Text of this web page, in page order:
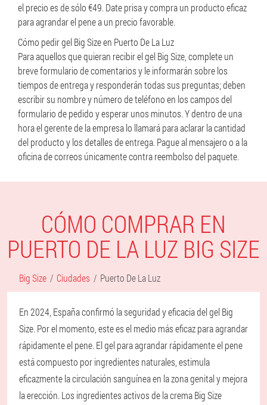
el precio es de sólo €49. Date prisa y compra un producto eficaz
para agrandar el pene a un precio favorable.
Cómo pedir gel Big Size en Puerto De La Luz
Para aquellos que quieran recibir el gel Big Size, complete un
breve formulario de comentarios y le informarán sobre los
tiempos de entrega y responderán todas sus preguntas; deben
escribir su nombre y número de teléfono en los campos del
formulario de pedido y esperar unos minutos. Y dentro de una
hora el gerente de la empresa lo llamará para aclarar la cantidad
del producto y los detalles de entrega. Pague al mensajero o a la
oficina de correos únicamente contra reembolso del paquete.
CÓMO COMPRAR EN
PUERTO DE LA LUZ BIG SIZE
Big Size Ciudades Puerto De La Luz
En 2024, España confirmó la seguridad y eficacia del gel Big
Size. Por el momento, este es el medio más eficaz para agrandar
rápidamente el pene. El gel para agrandar rápidamente el pene
está compuesto por ingredientes naturales, estimula
eficazmente la circulación sanguínea en la zona genital y mejora
la erección. Los ingredientes activos de la crema Big Size